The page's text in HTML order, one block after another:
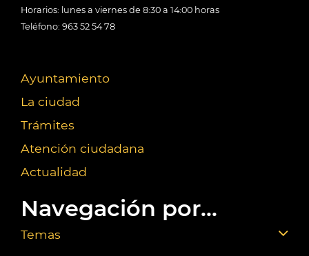
Horarios: lunes a viernes de 8:30 a 14:00 horas
Teléfono: 963 52 54 78
Ayuntamiento
La ciudad
Trámites
Atención ciudadana
Actualidad
Navegación por...
Temas